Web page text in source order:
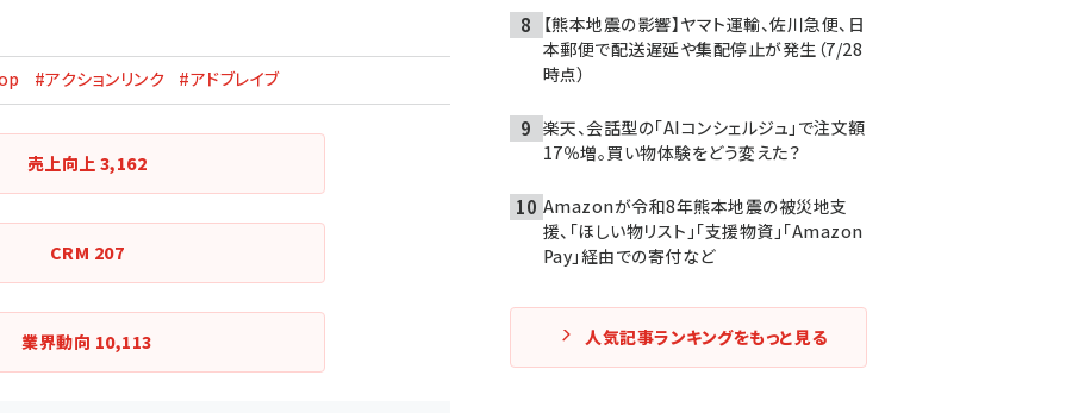
#アクションリンク #アドブレイブ
売上向上 3,162
CRM 207
業界動向 10,113
【熊本地震の影響】ヤマト運輸、佐川急便、日
本郵便で配送遅延や集配停止が発生（7/28
時点）
楽天、会話型の「AIコンシェルジュ」で注文額
17％増。買い物体験をどう変えた？
Amazonが令和8年熊本地震の被災地支
援、「ほしい物リスト」「支援物資」「Amazon
Pay」経由での寄付など
人気記事ランキングをもっと見る